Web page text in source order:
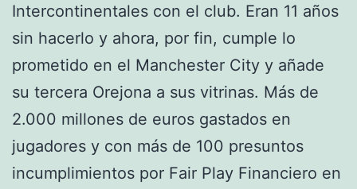
Intercontinentales con el club. Eran 11 años
sin hacerlo y ahora, por fin, cumple lo
prometido en el Manchester City y añade
su tercera Orejona a sus vitrinas. Más de
2.000 millones de euros gastados en
jugadores y con más de 100 presuntos
incumplimientos por Fair Play Financiero en